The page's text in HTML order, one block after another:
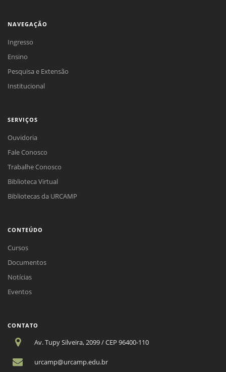
NAVEGAÇÃO
Ingresso
Ensino
Pesquisa e Extensão
Institucional
SERVIÇOS
Ouvidoria
Fale Conosco
Trabalhe Conosco
Biblioteca Virtual
Bibliotecas da URCAMP
CONTEÚDO
Cursos
Documentos
Notícias
Eventos
CONTATO
Av. Tupy Silveira, 2099 / CEP 96400-110
urcamp@urcamp.edu.br